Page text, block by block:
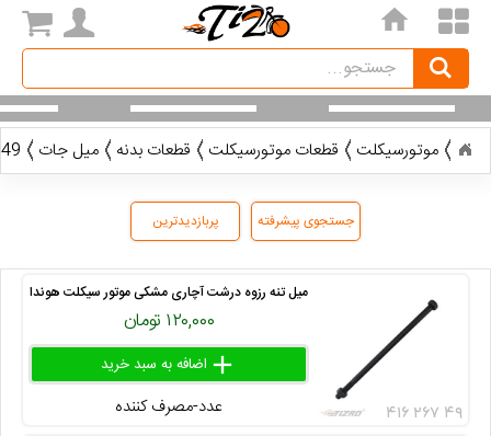
home
Search
جستجو
موتورسیکلت قطعات موتورسیکلت قطعات بدنه میل جات 49 کالا
جستجوی پیشرفته پربازدیدترین
میل تنه رزوه درشت آچاری مشکی موتور سیکلت هوندا
۱۲۰,۰۰۰ تومان
add
عدد-مصرف کننده ۴۱۶ ۲۶۷ ۴۹